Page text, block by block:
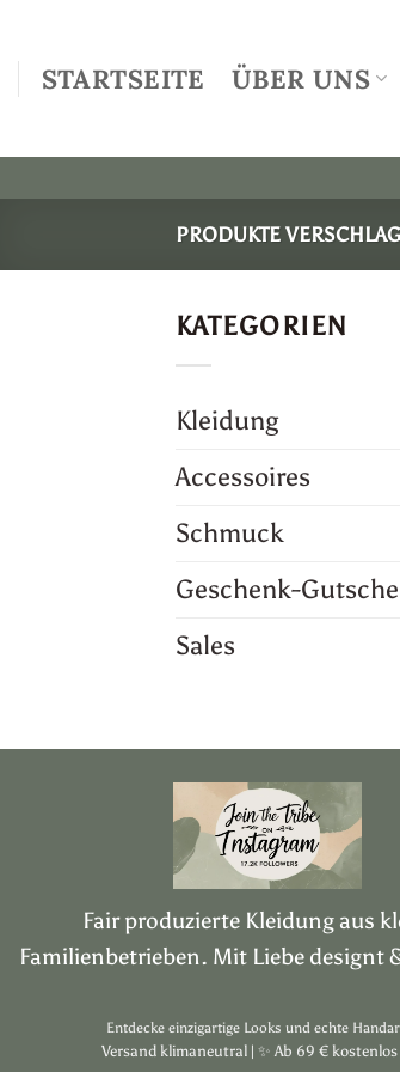
Inhalt
springen
STARTSEITE ÜBER UNS
PRODUKTE
KATEGORIEN
Kleidung
Accessoires
Schmuck
Geschenk-
Sales
Fair produzierte Kleidung aus
Familienbetrieben. Mit Liebe designt
Entdecke einzigartige Looks und echte
Versand klimaneutral | ✨ Ab 69 €